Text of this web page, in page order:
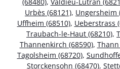
Urbès (68121), Ungersheim
Uffheim (68510), Ueberstrass
Traubach-le-Haut (68210),
Thannenkirch (68590), Thann
Tagolsheim (68720),
Storckensohn (68470),